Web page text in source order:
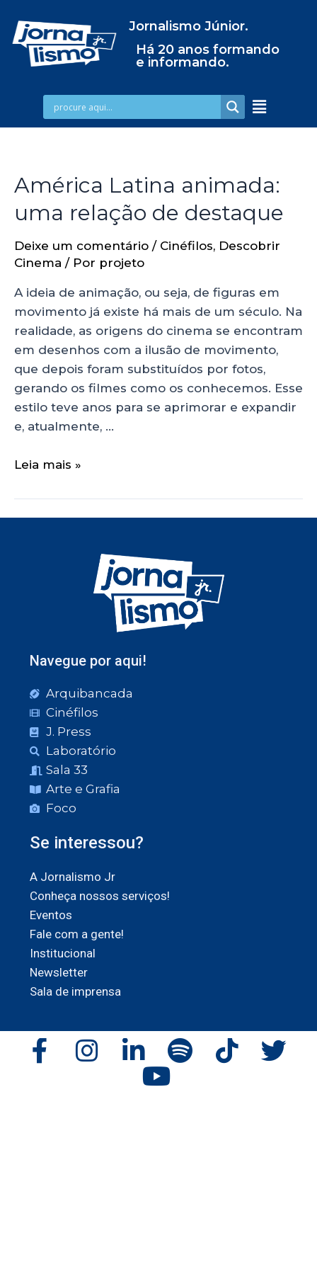
Jornalismo Júnior.
Há 20 anos formando
e informando.
América Latina animada:
uma relação de destaque
Deixe um comentário / Cinéfilos, Descobrir
Cinema / Por projeto
A ideia de animação, ou seja, de figuras em
movimento já existe há mais de um século. Na
realidade, as origens do cinema se encontram
em desenhos com a ilusão de movimento,
que depois foram substituídos por fotos,
gerando os filmes como os conhecemos. Esse
estilo teve anos para se aprimorar e expandir
e, atualmente, …
Leia mais »
Navegue por aqui!
Arquibancada
Cinéfilos
J. Press
Laboratório
Sala 33
Arte e Grafia
Foco
Se interessou?
A Jornalismo Jr
Conheça nossos serviços!
Eventos
Fale com a gente!
Institucional
Newsletter
Sala de imprensa